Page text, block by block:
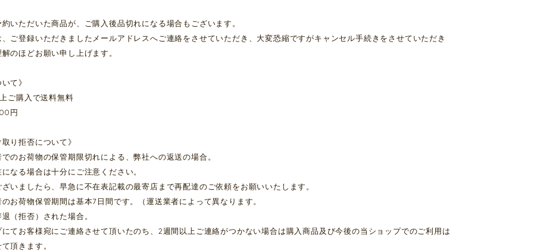
約いただいた商品が、ご購入後品切れになる場合もございます。
、ご登録いただきましたメールアドレスへご連絡をさせていただき、大変恐縮ですがキャンセル手続きをさせていただき
解のほどお願い申し上げます。
て》
ご購入で送料無料
円
取り拒否について》
のお荷物の保管期限切れによる、弊社への返送の場合。
なる場合は十分にご注意ください。
いましたら、早急に不在表記載の最寄店まで再配達のご依頼をお願いいたします。
お荷物保管期間は基本7日間です。（運送業者によって異なります。
（拒否）された場合。
にてお客様宛にご連絡させて頂いたのち、2週間以上ご連絡がつかない場合は購入商品及び今後の当ショップでのご利用は
頂きます。